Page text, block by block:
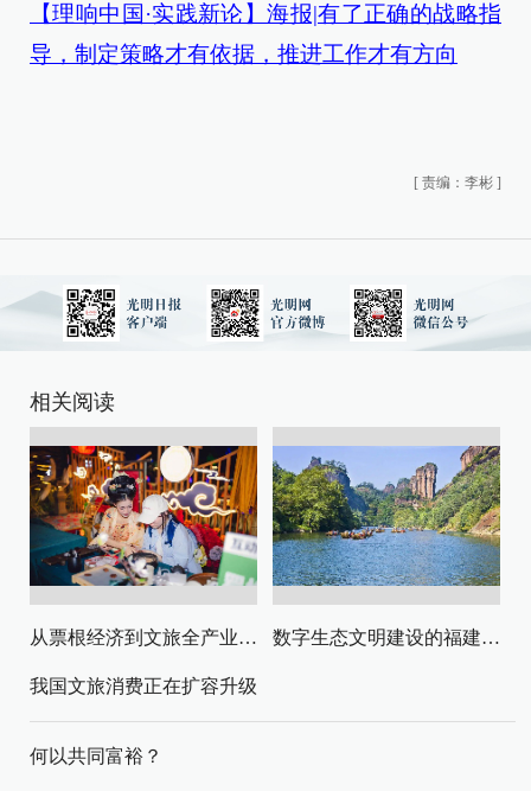
【理响中国·实践新论】海报|有了正确的战略指
导，制定策略才有依据，推进工作才有方向
[ 责编：李彬 ]
相关阅读
从票根经济到文旅全产业链升级 数字生态文明建设的福建路径与启示
我国文旅消费正在扩容升级
何以共同富裕？